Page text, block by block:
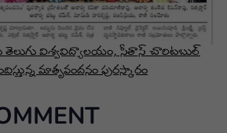
తెలుగు విశ్వవిద్యాలయం, సీతాస్ చారిటబుల్
మాతృవందనం పురస్కారం